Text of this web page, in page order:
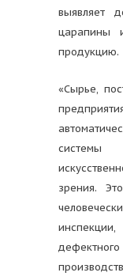
выявляет
царапины
продукцию.
«Сырье,
системы
зрения.